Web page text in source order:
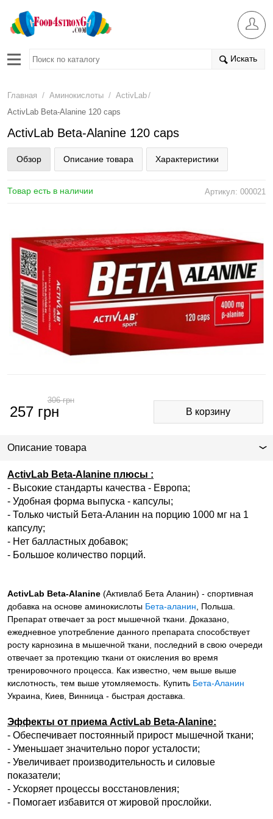
Искать
Главная / Аминокислоты / ActivLab/
ActivLab Beta-Alanine 120 caps
ActivLab Beta-Alanine 120 caps
Обзор Описание товара Характеристики
Товар есть в наличии Артикул: 000021
257 грн
306грн
Описание товара
ActivLab Beta-Alanine плюсы :
- Высокие стандарты качества - Европа;
- Удобная форма выпуска - капсулы;
- Только чистый Бета-Аланин на порцию 1000 мг на 1
капсулу;
- Нет балластных добавок;
- Большое количество порций.
ActivLab Beta-Alanine (Активлаб Бета Аланин) - спортивная
добавка на основе аминокислоты Бета-аланин, Польша.
Препарат отвечает за рост мышечной ткани. Доказано,
ежедневное употребление данного препарата способствует
росту карнозина в мышечной ткани, последний в свою очереди
отвечает за протекцию ткани от окисления во время
тренировочного процесса. Как известно, чем выше выше
кислотность, тем выше утомляемость. Купить Бета-Аланин
Украина, Киев, Винница - быстрая доставка.
Эффекты от приема ActivLab Beta-Alanine:
- Обеспечивает постоянный прирост мышечной ткани;
- Уменьшает значительно порог усталости;
- Увеличивает производительность и силовые
показатели;
- Ускоряет процессы восстановления;
- Помогает избавится от жировой прослойки.